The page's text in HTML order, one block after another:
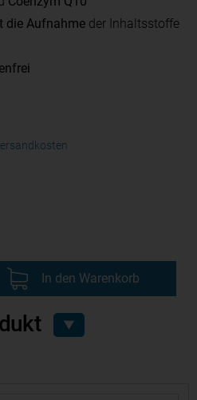
die Aufnahme der Inhaltsstoffe
In den Warenkorb
▼